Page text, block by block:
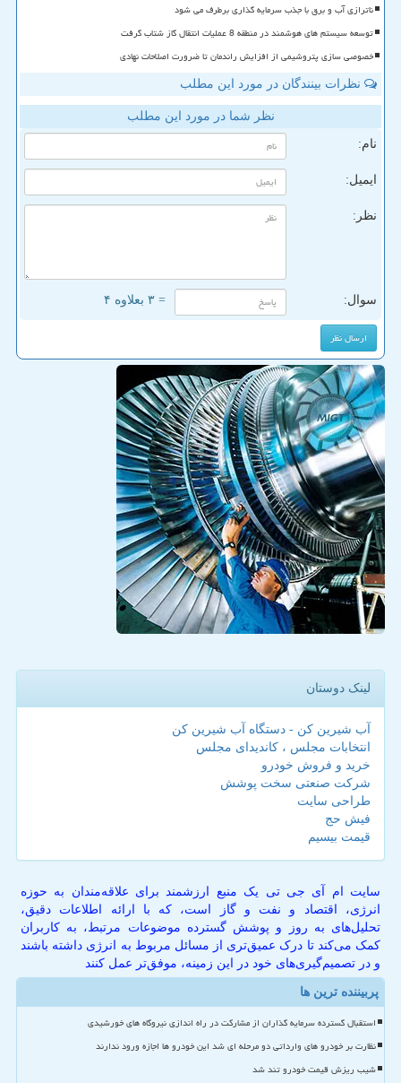
ناترازی آب و برق با جذب سرمایه گذاری برطرف می شود
توسعه سیستم های هوشمند در منطقه 8 عملیات انتقال گاز شتاب گرفت
خصوصی سازی پتروشیمی از افزایش راندمان تا ضرورت اصلاحات نهادی
نظرات بینندگان در مورد این مطلب
نظر شما در مورد این مطلب
نام:
ایمیل:
نظر:
سوال: = ۳ بعلاوه ۴
لینک دوستان
آب شیرین کن - دستگاه آب شیرین کن
انتخابات مجلس ، کاندیدای مجلس
خرید و فروش خودرو
شرکت صنعتی سخت پوشش
طراحی سایت
فیش حج
قیمت بیسیم
سایت ام آی جی تی یک منبع ارزشمند برای علاقه‌مندان به حوزه
انرژی، اقتصاد و نفت و گاز است، که با ارائه اطلاعات دقیق،
تحلیل‌های به روز و پوشش گسترده موضوعات مرتبط، به کاربران
کمک می‌کند تا درک عمیق‌تری از مسائل مربوط به انرژی داشته باشند
و در تصمیم‌گیری‌های خود در این زمینه، موفق‌تر عمل کنند
پربیننده ترین ها
استقبال گسترده سرمایه گذاران از مشارکت در راه اندازی نیروگاه های خورشیدی
نظارت بر خودرو های وارداتی دو مرحله ای شد این خودرو ها اجازه ورود ندارند
شیب ریزش قیمت خودرو تند شد